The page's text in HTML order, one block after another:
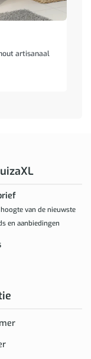
artisanaal
van de nieuwste
en aanbiedingen